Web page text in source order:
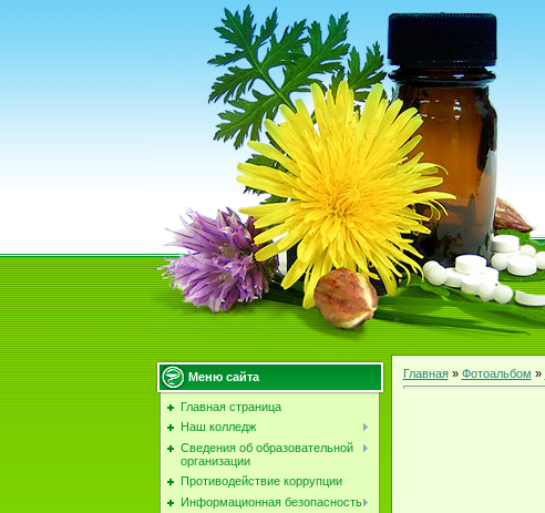
Меню сайта
Главная страница
Наш колледж
Сведения об образовательной
организации
Противодействие коррупции
Информационная безопасность
Главная» Фотоальбом »